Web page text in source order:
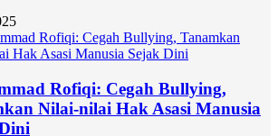
Rofiqi: Cegah Bullying,
Nilai-nilai Hak Asasi Manusia